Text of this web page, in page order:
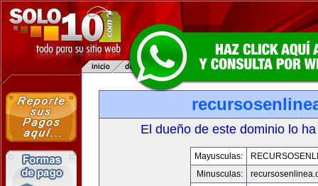
El dueño de este dominio lo
Mayusculas:
Minusculas: